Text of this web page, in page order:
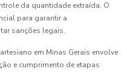
da quantidade extraída. O
para garantir a
sanções legais.
em Minas Gerais envolve
e cumprimento de etapas